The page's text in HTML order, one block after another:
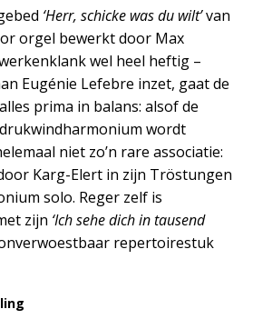
‘Herr, schicke was du wilt’van
orgel bewerkt door Max
wel heel heftig –
Eugénie Lefebre inzet, gaat de
prima in balans: alsof de
wordt
niet zo’n rare associatie:
Karg-Elert in zijn Tröstungen
solo. Reger zelf is
zijn ‘Ich sehe dich in tausend
repertoirestuk